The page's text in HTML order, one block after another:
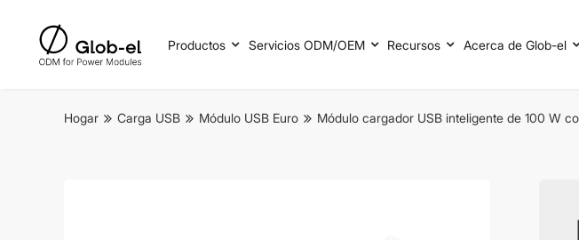
Productos Servicios ODM/OEM Recursos Acerca de Glob-el
Hogar Carga USB Módulo USB Euro Módulo cargador USB inteligente de 100 W